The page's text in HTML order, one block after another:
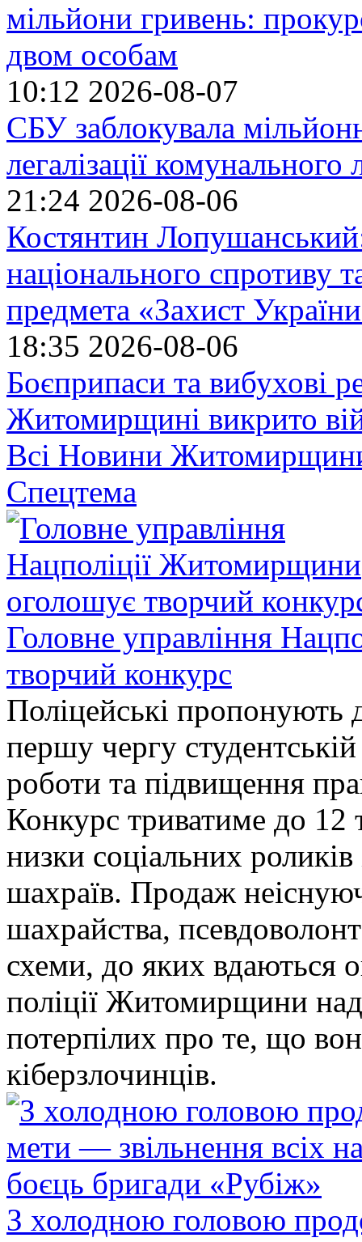
мільйони гривень:
двом особам
10:12 2026-08-07
СБУ заблокувала
легалізації
21:24 2026-08-06
Костянтин
національного спротиву
предмета «Захист
18:35 2026-08-06
Боєприпаси та вибухові
Житомирщині викрито
Всі Новини
Спецтема
Головне управління
творчий конкурс
Поліцейські пропонують
першу чергу
роботи та підвищення
Конкурс триватиме до 12
низки соціальних
шахраїв. Продаж
шахрайства,
схеми, до яких
поліції Житомирщини
потерпілих про те, що
кіберзлочинців.
З холодною головою